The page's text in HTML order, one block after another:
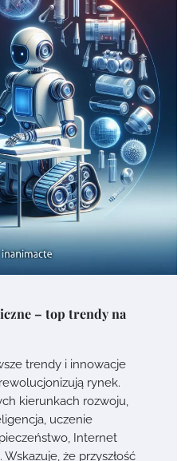
– top trendy na
trendy i innowacje
rynek.
kierunkach rozwoju,
uczenie
Internet
że przyszłość